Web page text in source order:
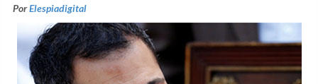
PorElespiadigital